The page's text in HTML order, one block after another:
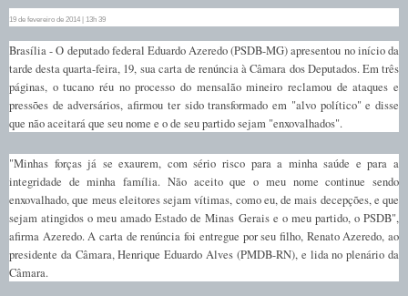
19 de fevereiro de 2014 | 13h 39
Brasília - O deputado federal Eduardo Azeredo (PSDB-MG) apresentou no início da
tarde desta quarta-feira, 19, sua carta de renúncia à Câmara dos Deputados. Em três
páginas, o tucano réu no processo do mensalão mineiro reclamou de ataques e
pressões de adversários, afirmou ter sido transformado em "alvo político" e disse
que não aceitará que seu nome e o de seu partido sejam "enxovalhados".
"Minhas forças já se exaurem, com sério risco para a minha saúde e para a
integridade de minha família. Não aceito que o meu nome continue sendo
enxovalhado, que meus eleitores sejam vítimas, como eu, de mais decepções, e que
sejam atingidos o meu amado Estado de Minas Gerais e o meu partido, o PSDB",
afirma Azeredo. A carta de renúncia foi entregue por seu filho, Renato Azeredo, ao
presidente da Câmara, Henrique Eduardo Alves (PMDB-RN), e lida no plenário da
Câmara.